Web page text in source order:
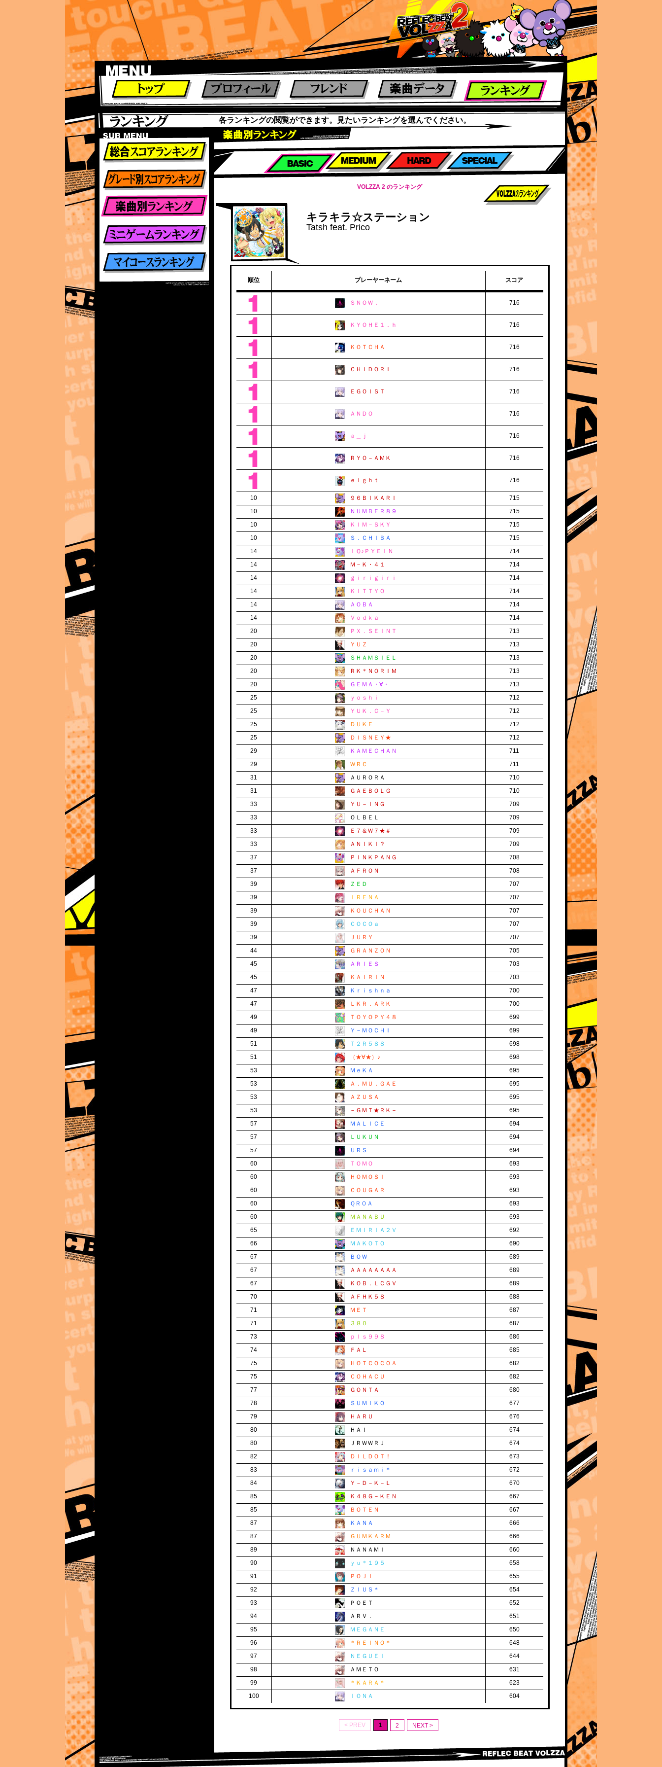
ランキング
各ランキングの閲覧ができます。見たいランキングを選んでください。
ランキング
グレード別ランキング
楽曲別スコアランキング
VOLZZA 2 のランキング
キラキラ☆ステーション
Tatsh feat. Prico
順位 プレーヤーネーム スコア
ＳＮＯＷ． 716
ＫＹＯＨＥ１．ｈ 716
ＫＯＴＣＨＡ 716
ＣＨＩＤＯＲＩ 716
ＥＧＯＩＳＴ 716
ＡＮＤＯ 716
ａ＿ｊ 716
ＲＹＯ－ＡＭＫ 716
ｅｉｇｈｔ 716
10 ９６ＢＩＫＡＲＩ
715
10
ＮＵＭＢＥＲ８９
715
10
ＫＩＭ－ＳＫＹ
715
10
Ｓ．ＣＨＩＢＡ
715
14
ＩＱ♪ＰＹＥＩＮ
714
14
Ｍ－Ｋ・４１
714
14
ｇｉｒｉｇｉｒｉ
714
14
ＫＩＴＴＹＯ
714
14
ＡＯＢＡ
714
14
Ｖｏｄｋａ
714
20
ＰＸ．ＳＥＩＮＴ
713
20
ＹＵＺ
713
20
ＳＨＡＭＳＩＥＬ
713
20
ＲＫ＊ＮＯＲＩＭ
713
20
ＧＥＭＡ・∀・
713
25
ｙｏｓｈｉ
712
25
ＹＵＫ．Ｃ－Ｙ
712
25
ＤＵＫＥ
712
25
ＤＩＳＮＥＹ★
712
29
ＫＡＭＥＣＨＡＮ
711
29
ＷＲＣ
711
31
ＡＵＲＯＲＡ
710
31
ＧＡＥＢＯＬＧ
710
33
ＹＵ－ＩＮＧ
709
33
ＯＬＢＥＬ
709
33
Ｅ７＆Ｗ７★＃
709
33
ＡＮＩＫＩ？
709
37
ＰＩＮＫＰＡＮＧ
708
37
ＡＦＲＯＮ
708
39
ＺＥＤ
707
39
ＩＲＥＮＡ
707
39
ＫＯＵＣＨＡＮ
707
39
ＣＯＣＯａ
707
39
ＪＵＲＹ
707
44
ＧＲＡＮＺＯＮ
705
45
ＡＲＩＥＳ
703
45
ＫＡＩＲＩＮ
703
47
Ｋｒｉｓｈｎａ
700
47
ＬＫＲ．ＡＲＫ
700
49
ＴＯＹＯＰＹ４８
699
49
Ｙ－ＭＯＣＨＩ
699
51
Ｔ２Ｒ５８８
698
51
（★∀★）♪
698
53
ＭｅＫＡ
695
53
Ａ．ＭＵ．ＧＡＥ
695
53
ＡＺＵＳＡ
695
53
－ＧＭＴ★ＲＫ－
695
57
ＭＡＬＩＣＥ
694
57
ＬＵＫＵＮ
694
57
ＵＲＳ
694
60
ＴＯＭＯ
693
60
ＨＯＭＯＳＩ
693
60
ＣＯＵＧＡＲ
693
60
ＱＲＯＡ
693
60
ＭＡＮＡＢＵ
693
65
ＥＭＩＲＩＡ２Ｖ
692
66
ＭＡＫＯＴＯ
690
67
ＢＯＷ
689
67
ＡＡＡＡＡＡＡＡ
689
67
ＫＯＢ．ＬＣＧＶ
689
70
ＡＦＨＫ５８
688
71
ＭＥＴ
687
71
３８０
687
73
ｐｌｓ９９８
686
74
ＦＡＬ
685
75
ＨＯＴＣＯＣＯＡ
682
75
ＣＯＨＡＣＵ
682
77
ＧＯＮＴＡ
680
78
ＳＵＭＩＫＯ
677
79
ＨＡＲＵ
676
80
ＨＡＩ
674
80
ＪＲＷＷＲＪ
674
82
ＤＩＬＤＯＴ！
673
83
ｒｉｓａｍｉ＊
672
84
Ｙ－Ｄ－Ｋ－Ｌ
670
85
Ｋ４８Ｇ－ＫＥＮ
667
85
ＢＯＴＥＮ
667
87
ＫＡＮＡ
666
87
ＧＵＭＫＡＲＭ
666
89
ＮＡＮＡＭＩ
660
90
ｙｕ＊１９５
658
91
ＰＯＪＩ
655
92
ＺＩＵＳ＊
654
93
ＰＯＥＴ
652
94
ＡＲＶ．
651
95
ＭＥＧＡＮＥ
650
96
＊ＲＥＩＮＯ＊
648
97
ＮＥＧＵＥＩ
644
98
ＡＭＥＴＯ
631
99
＊ＫＡＲＡ＊
623
100
ＩＯＮＡ 604
< PREV 1 2 NEXT >